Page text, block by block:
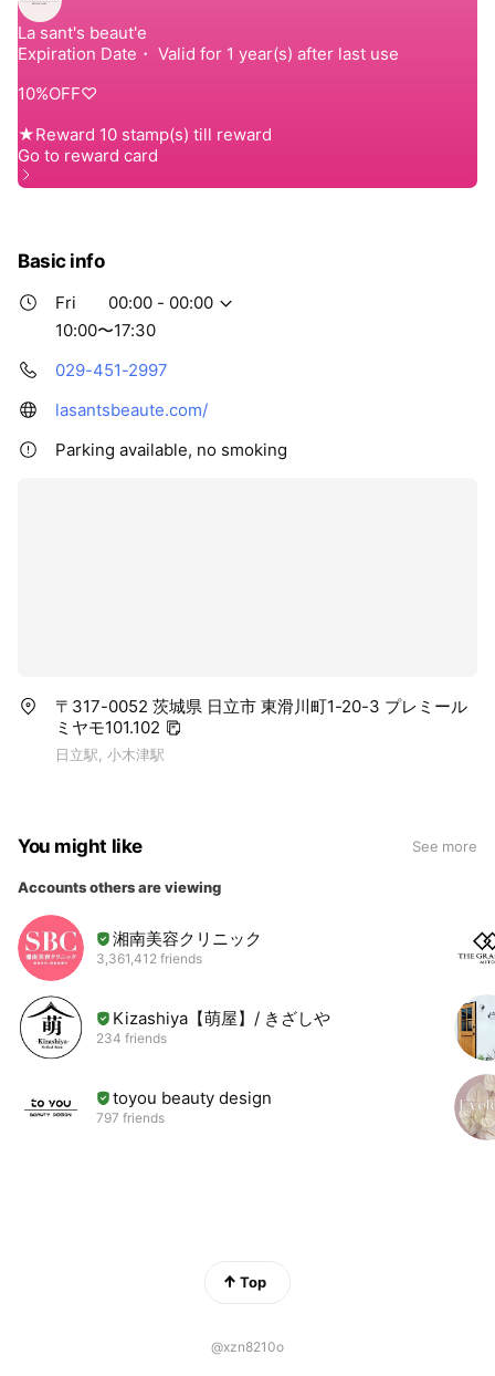
Basic info
Fri
00:00 - 00:00
10:00〜17:30
029-451-2997
lasantsbeaute.com/
Parking available, no smoking
〒317-0052 茨城県 日立市 東滑川町1-20-3 プレミール
ミヤモ101.102
日立駅, 小木津駅
You might like See more
Accounts others are viewing
湘南美容クリニック
3,361,412 friends
Kizashiya【萌屋】/ きざしや
234 friends
toyou beauty design
797 friends
Top
@xzn8210o